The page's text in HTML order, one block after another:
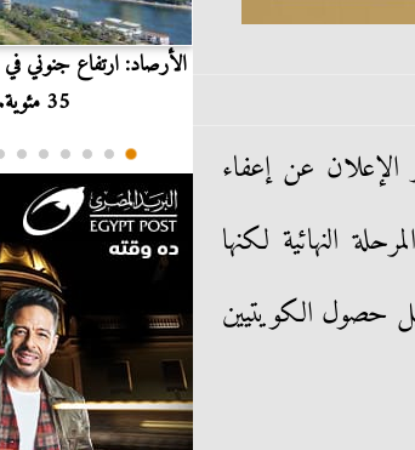
الإعلان عن إعفاء
النهائية لكنها
حصول الكويتيين
الأرصاد: ارتفاع جنوني
35 مئوية.. فيديو